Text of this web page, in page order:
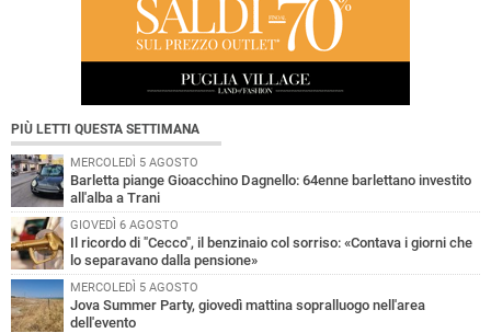
PIÙ LETTI QUESTA SETTIMANA
MERCOLEDÌ 5 AGOSTO
Barletta piange Gioacchino Dagnello: 64enne barlettano investito
all'alba a Trani
GIOVEDÌ 6 AGOSTO
Il ricordo di "Cecco", il benzinaio col sorriso: «Contava i giorni che
lo separavano dalla pensione»
MERCOLEDÌ 5 AGOSTO
Jova Summer Party, giovedì mattina sopralluogo nell'area
dell'evento